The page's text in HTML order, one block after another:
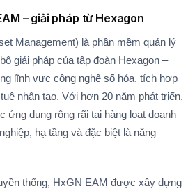
– giải pháp từ Hexagon
Management) là phần mềm quản lý
giải pháp của tập đoàn Hexagon –
lĩnh vực công nghệ số hóa, tích hợp
nhân tạo. Với hơn 20 năm phát triển,
ứng dụng rộng rãi tại hàng loạt doanh
hạ tầng và đặc biệt là năng
thống, HxGN EAM được xây dựng